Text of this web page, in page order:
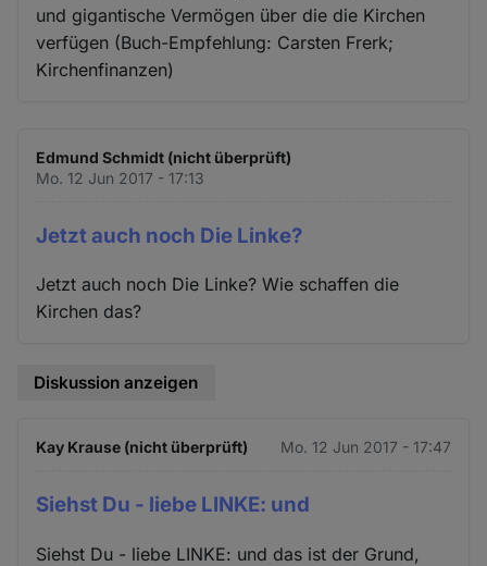
und gigantische Vermögen über die die Kirchen
verfügen (Buch-Empfehlung: Carsten Frerk;
Kirchenfinanzen)
Edmund Schmidt (nicht überprüft)
Mo. 12 Jun 2017 - 17:13
Jetzt auch noch Die Linke?
Jetzt auch noch Die Linke? Wie schaffen die
Kirchen das?
Diskussion anzeigen
Kay Krause (nicht überprüft) Mo. 12 Jun 2017 - 17:47
Siehst Du - liebe LINKE: und
Siehst Du - liebe LINKE: und das ist der Grund,